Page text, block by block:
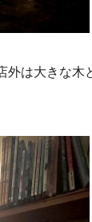
は大きな木